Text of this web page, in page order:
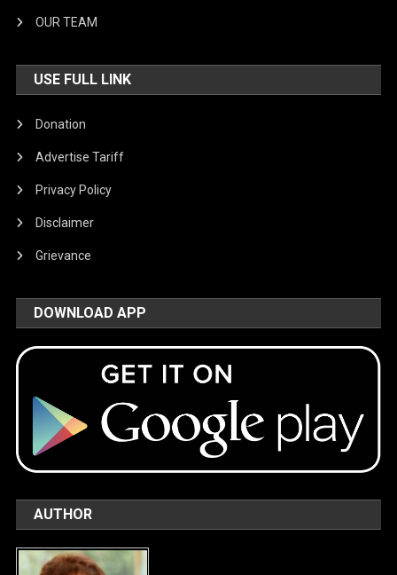
OUR TEAM
USE FULL LINK
Donation
Advertise Tariff
Privacy Policy
Disclaimer
Grievance
DOWNLOAD APP
AUTHOR